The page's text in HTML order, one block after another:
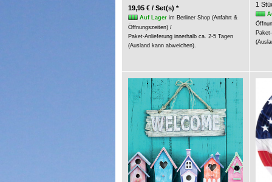
19,95 € / Set(s) *
Auf Lagerim Berliner Shop (Anfahrt &
Öffnungszeiten) /
Paket-Anlieferung innerhalb ca. 2-5 Tagen
(Ausland kann abweichen).
1